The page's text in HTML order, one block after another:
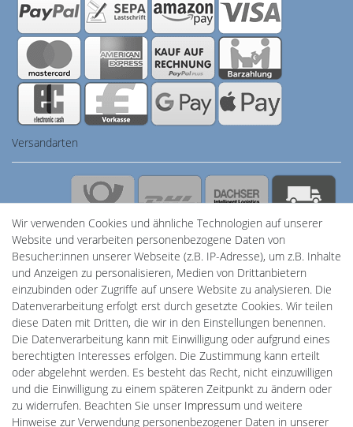
Versandarten
Powered by
Plentino-Shop
gAGaLamp
Wallbox24
Cardanlight-Shop
Wir verwenden Cookies und ähnliche Technologien auf unserer
Website und verarbeiten personenbezogene Daten von
Besucher:innen unserer Webseite (z.B. IP-Adresse), um z.B. Inhalte
und Anzeigen zu personalisieren, Medien von Drittanbietern
einzubinden oder Zugriffe auf unsere Website zu analysieren. Die
Datenverarbeitung erfolgt erst durch gesetzte Cookies. Wir teilen
diese Daten mit Dritten, die wir in den Einstellungen benennen.
Die Datenverarbeitung kann mit Einwilligung oder aufgrund eines
berechtigten Interesses erfolgen. Die Zustimmung kann erteilt
oder abgelehnt werden. Es besteht das Recht, nicht einzuwilligen
und die Einwilligung zu einem späteren Zeitpunkt zu ändern oder
zu widerrufen. Beachten Sie unser Impressum und weitere
Hinweise zur Verwendung personenbezogener Daten in unserer